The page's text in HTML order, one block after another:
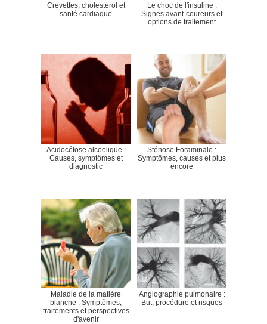
Crevettes, cholestérol et
santé cardiaque
Le choc de l'insuline :
Signes avant-coureurs et
options de traitement
Acidocétose alcoolique :
Causes, symptômes et
diagnostic
Sténose Foraminale :
Symptômes, causes et plus
encore
Maladie de la matière
blanche : Symptômes,
traitements et perspectives
d'avenir
Angiographie pulmonaire :
But, procédure et risques